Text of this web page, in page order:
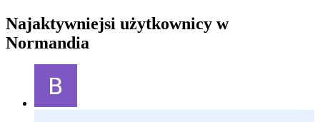
Najaktywniejsi użytkownicy w
Normandia